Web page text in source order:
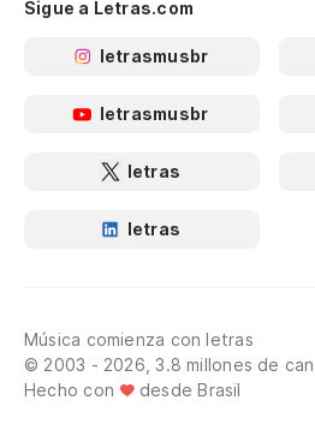
Sigue a Letras.com
letrasmusbr
letrasmusbr
letras
letras
Música comienza con letras
© 2003 - 2026, 3.8 millones de
Hecho con
desde Brasil